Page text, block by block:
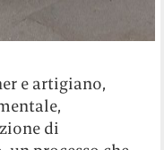
e artigiano,
di